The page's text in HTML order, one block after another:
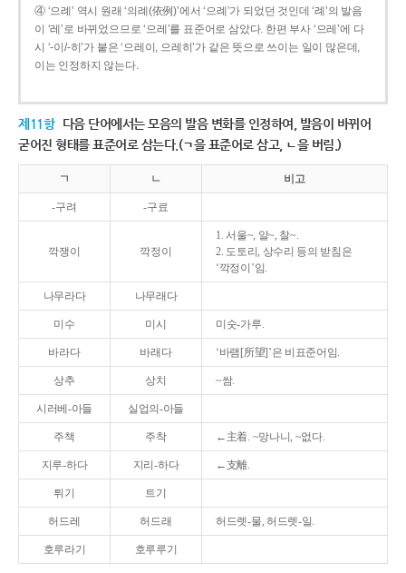
④ ‘으례’ 역시 원래 ‘의례(依例)’에서 ‘으례’가 되었던 것인데 ‘례’의 발음
이 ‘레’로 바뀌었으므로 ‘으레’를 표준어로 삼았다. 한편 부사 ‘으레’에 다
시 ‘-이/-히’가 붙은 ‘으레이, 으레히’가 같은 뜻으로 쓰이는 일이 많은데,
이는 인정하지 않는다.
제11항 다음 단어에서는 모음의 발음 변화를 인정하여, 발음이 바뀌어
굳어진 형태를 표준어로 삼는다.(ㄱ을 표준어로 삼고, ㄴ을 버림.)
ㄱ ㄴ 비고
-구려 -구료
깍쟁이 깍정이
1. 서울~, 알~, 찰~.
2. 도토리, 상수리 등의 받침은
‘깍정이’임.
나무라다 나무래다
미수 미시 미숫-가루.
바라다 바래다 ‘바램[所望]’은 비표준어임.
상추 상치 ~쌈.
시러베-아들 실업의-아들
주책 주착 ←主着. ~망나니, ~없다.
지루-하다 지리-하다 ←支離.
튀기 트기
허드레 허드래 허드렛-물, 허드렛-일.
호루라기 호루루기